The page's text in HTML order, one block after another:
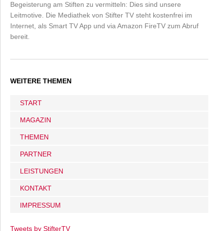
Begeisterung am Stiften zu vermitteln: Dies sind unsere
Leitmotive. Die Mediathek von Stifter TV steht kostenfrei im
Internet, als Smart TV App und via Amazon FireTV zum Abruf
bereit.
WEITERE THEMEN
START
MAGAZIN
THEMEN
PARTNER
LEISTUNGEN
KONTAKT
IMPRESSUM
Tweets by StifterTV